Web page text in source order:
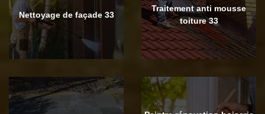
Nettoyage de façade 33
Traitement anti mousse
toiture 33